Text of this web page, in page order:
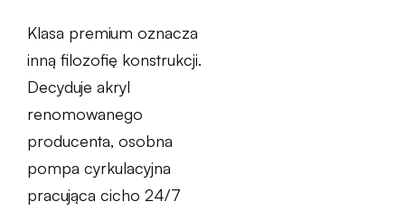
Klasa premium oznacza
inną filozofię konstrukcji.
Decyduje akryl
renomowanego
producenta, osobna
pompa cyrkulacyjna
pracująca cicho 24/7